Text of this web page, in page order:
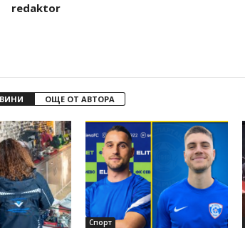
redaktor
ОЩЕ ОТ АВТОРА
Спорт